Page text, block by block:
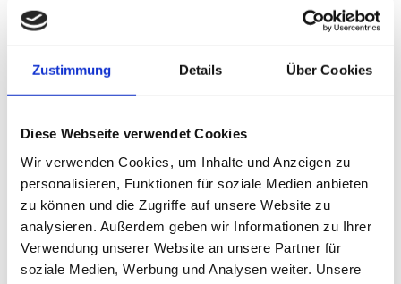
Zustimmung Details Über Cookies
Diese Webseite verwendet Cookies
Wir verwenden Cookies, um Inhalte und Anzeigen zu
personalisieren, Funktionen für soziale Medien anbieten
zu können und die Zugriffe auf unsere Website zu
analysieren. Außerdem geben wir Informationen zu Ihrer
Verwendung unserer Website an unsere Partner für
soziale Medien, Werbung und Analysen weiter. Unsere